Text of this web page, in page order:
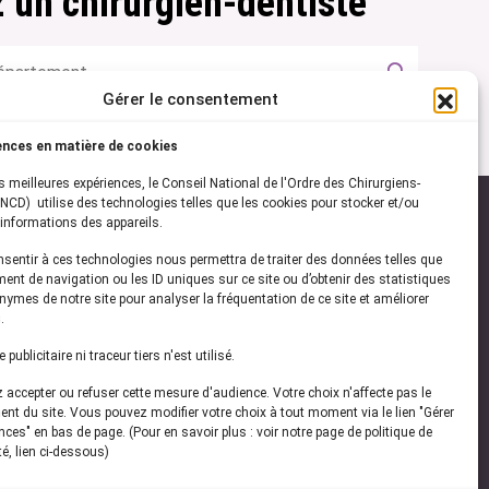
Gérer le consentement
en matière de cookies
meilleures expériences, le Conseil National de l'Ordre des Chirurgiens-
utilise des technologies telles que les cookies pour stocker et/ou
des appareils.
à ces technologies nous permettra de traiter des données telles que
de navigation ou les ID uniques sur ce site ou d’obtenir des statistiques
de notre site pour analyser la fréquentation de ce site et améliorer
publicitaire ni traceur tiers n'est utilisé.
accepter ou refuser cette mesure d'audience. Votre choix n'affecte pas le
du site. Vous pouvez modifier votre choix à tout moment via le lien "Gérer
en bas de page. (Pour en savoir plus : voir notre page de politique de
lien ci-dessous)
vous à notrenewsletter
les dernières actualités de l'ONCD